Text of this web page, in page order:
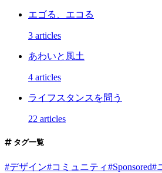
エゴる、エコる
3 articles
あわいと風土
4 articles
ライフスタンスを問う
22 articles
タグ一覧
#デザイン#コミュニティ#Sponsored#